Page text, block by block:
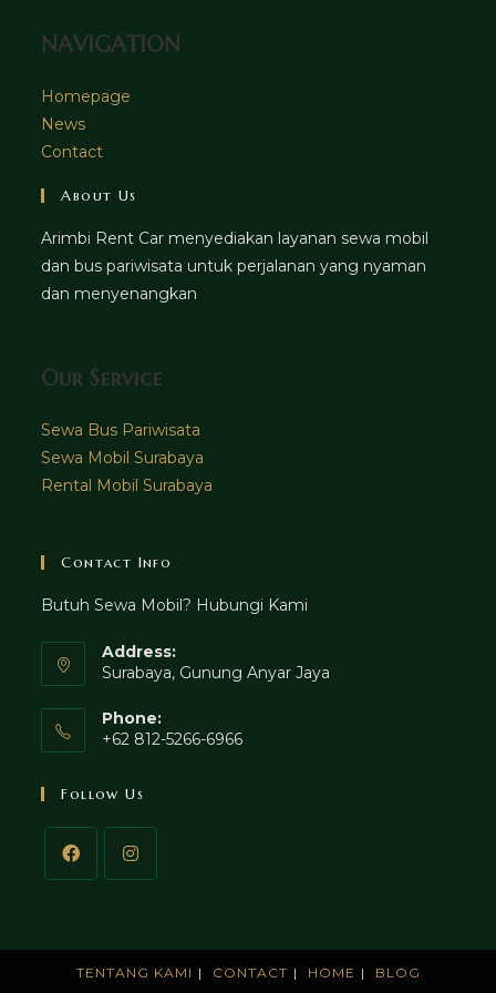
NAVIGATION
Homepage
News
Contact
About Us
Arimbi Rent Car menyediakan layanan sewa mobil
dan bus pariwisata untuk perjalanan yang nyaman
dan menyenangkan
Our Service
Sewa Bus Pariwisata
Sewa Mobil Surabaya
Rental Mobil Surabaya
Contact Info
Butuh Sewa Mobil? Hubungi Kami
Address:
Surabaya, Gunung Anyar Jaya
Phone:
+62 812-5266-6966
Follow Us
TENTANG KAMI CONTACT HOME BLOG